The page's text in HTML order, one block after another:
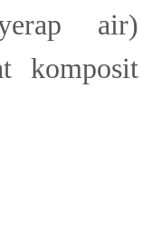
air)
komposit